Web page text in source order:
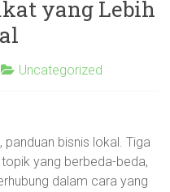
yang Lebih
Uncategorized
bisnis lokal. Tiga
yang berbeda-beda,
dalam cara yang